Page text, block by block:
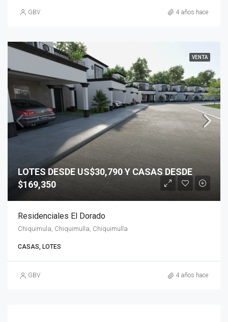
GBV 4 años hace
VENTA
LOTES DESDE US$30,790 Y CASAS DESDE
$169,350
Residenciales El Dorado
Chiquimula, Chiquimulla, Chiquimulla
CASAS, LOTES
GBV 4 años hace